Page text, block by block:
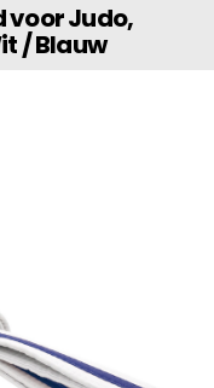
voor Judo,
/ Blauw